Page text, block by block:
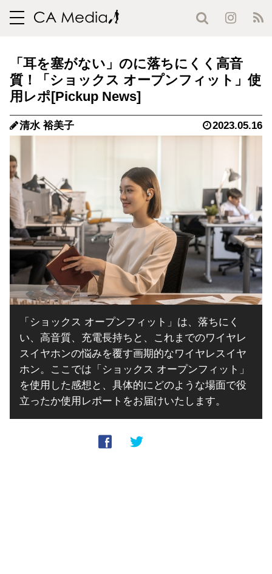
toggle
「耳を塞がない」のに落ちにくく高音
質！「ショックス オープンフィット」使
用レポ
清水 裕美子 2023.05.16
「ショックス オープンフィット」は、落ちにく
い、高音質、充電長持ちと、これまでのワイヤレ
スイヤホンの悩みを覆す画期的なワイヤレスイヤ
ホン。ここでは「ショックス オープンフィット」
を使用した感想と、具体的にどのような場面で役
立ったか使用レポートをお届けいたします。